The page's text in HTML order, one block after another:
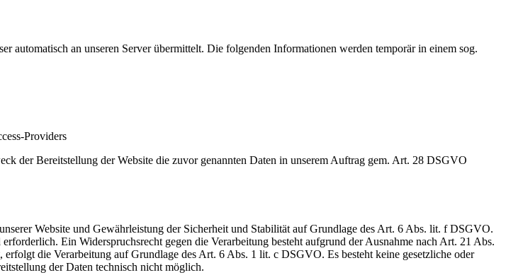
an unseren Server übermittelt. Die folgenden Informationen werden temporär in einem sog.
Providers
der Bereitstellung der Website die zuvor genannten Daten in unserem Auftrag gem. Art. 28 DSGVO
Website und Gewährleistung der Sicherheit und Stabilität auf Grundlage des Art. 6 Abs. lit. f DSGVO.
Ein Widerspruchsrecht gegen die Verarbeitung besteht aufgrund der Ausnahme nach Art. 21 Abs.
die Verarbeitung auf Grundlage des Art. 6 Abs. 1 lit. c DSGVO. Es besteht keine gesetzliche oder
der Daten technisch nicht möglich.